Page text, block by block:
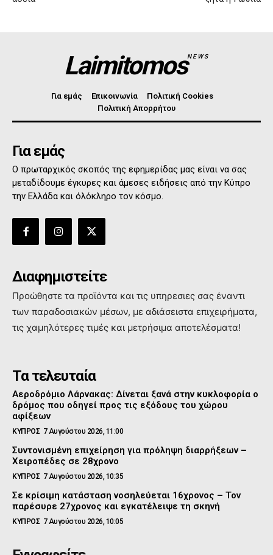
LaimitomosNEWS
Για εμάς Επικοινωνία
Πολιτική Cookies
Πολιτική Απορρήτου
Για εμάς
Ο πρωταρχικός σκοπός της εφημερίδας μας είναι να σας
μεταδίδουμε έγκυρες και άμεσες ειδήσεις από την Κύπρο
την Ελλάδα και όλόκληρο τον κόσμο.
Διαφημιστείτε
Προώθηστε τα προϊόντα και τις υπηρεσιες σας έναντι
των παραδοσιακών μέσων, με αδιάσειστα επιχειρήματα,
τις χαμηλότερες τιμές και μετρήσιμα αποτελέσματα!
Τα τελευταία
Αεροδρόμιο Λάρνακας: Δίνεται ξανά στην κυκλοφορία ο
δρόμος που οδηγεί προς τις εξόδους του χώρου
αφίξεων
ΚΥΠΡΟΣ 7 Αυγούστου 2026, 11:00
Συντονισμένη επιχείρηση για πρόληψη διαρρήξεων –
Χειροπέδες σε 28χρονο
ΚΥΠΡΟΣ 7 Αυγούστου 2026, 10:35
Σε κρίσιμη κατάσταση νοσηλεύεται 16χρονος – Τον
παρέσυρε 27χρονος και εγκατέλειψε τη σκηνή
ΚΥΠΡΟΣ 7 Αυγούστου 2026, 10:05